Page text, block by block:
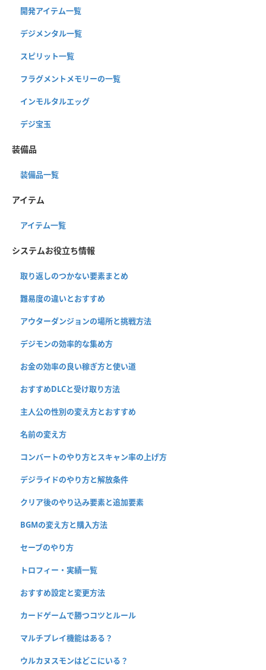
開発アイテム一覧
デジメンタル一覧
スピリット一覧
フラグメントメモリーの一覧
インモルタルエッグ
デジ宝玉
装備品
装備品一覧
アイテム
アイテム一覧
システムお役立ち情報
取り返しのつかない要素まとめ
難易度の違いとおすすめ
アウターダンジョンの場所と挑戦方法
デジモンの効率的な集め方
お金の効率の良い稼ぎ方と使い道
おすすめDLCと受け取り方法
主人公の性別の変え方とおすすめ
名前の変え方
コンバートのやり方とスキャン率の上げ方
デジライドのやり方と解放条件
クリア後のやり込み要素と追加要素
BGMの変え方と購入方法
セーブのやり方
トロフィー・実績一覧
おすすめ設定と変更方法
カードゲームで勝つコツとルール
マルチプレイ機能はある？
ウルカヌスモンはどこにいる？